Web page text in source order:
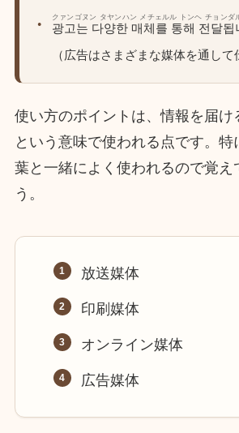
광고는 다양한 매체를 통해 전달됩
クァンゴヌン タヤンハン メチェルル トンヘ チョンダ
（広告はさまざまな媒体を通して
使い方のポイントは、情報を届け
という意味で使われる点です。
葉と一緒によく使われるので覚え
う。
放送媒体
印刷媒体
オンライン媒体
広告媒体